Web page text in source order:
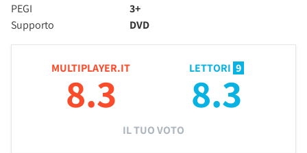
PEGI
3+
Supporto
DVD
MULTIPLAYER.IT
8.3
LETTORI 9
8.3
IL TUO VOTO